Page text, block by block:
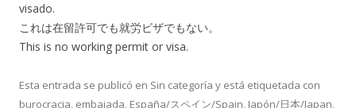
visado.
これは在留許可でも就労ビザでもない。
This is no working permit or visa.
Esta entrada se publicó en Sin categoría y está etiquetada con
burocracia, embajada, España/スペイン/Spain, Japón/日本/Japan,